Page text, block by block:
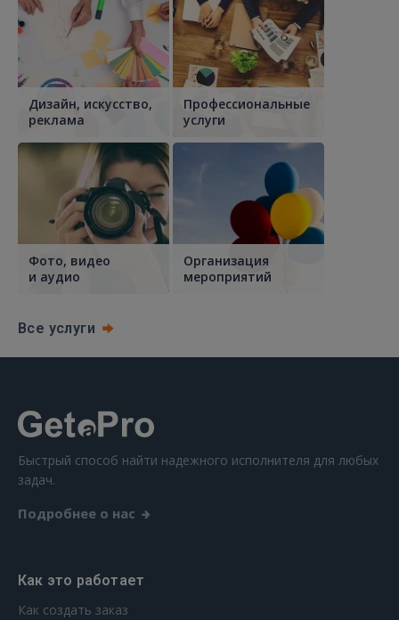
Дизайн, искусство,
реклама
Профессиональные
услуги
Фото, видео
и аудио
Организация
мероприятий
Все услуги
Быстрый способ найти надежного исполнителя для любых
задач.
Подробнее о нас
Как это работает
Как создать заказ